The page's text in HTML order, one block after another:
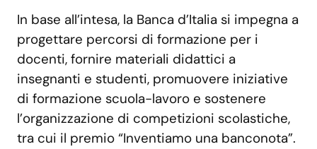
In base all’intesa, la Banca d’Italia si impegna a
progettare percorsi di formazione per i
docenti, fornire materiali didattici a
insegnanti e studenti, promuovere iniziative
di formazione scuola-lavoro e sostenere
l’organizzazione di competizioni scolastiche,
tra cui il premio “Inventiamo una banconota”.